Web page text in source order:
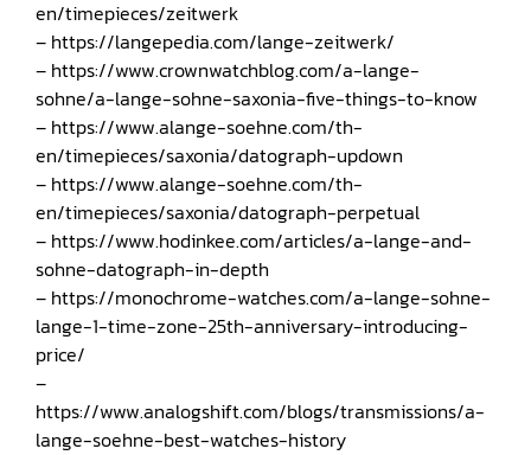
en/timepieces/zeitwerk
– https://langepedia.com/lange-zeitwerk/
– https://www.crownwatchblog.com/a-lange-
sohne/a-lange-sohne-saxonia-five-things-to-know
– https://www.alange-soehne.com/th-
en/timepieces/saxonia/datograph-updown
– https://www.alange-soehne.com/th-
en/timepieces/saxonia/datograph-perpetual
– https://www.hodinkee.com/articles/a-lange-and-
sohne-datograph-in-depth
– https://monochrome-watches.com/a-lange-sohne-
lange-1-time-zone-25th-anniversary-introducing-
price/
–
https://www.analogshift.com/blogs/transmissions/a-
lange-soehne-best-watches-history